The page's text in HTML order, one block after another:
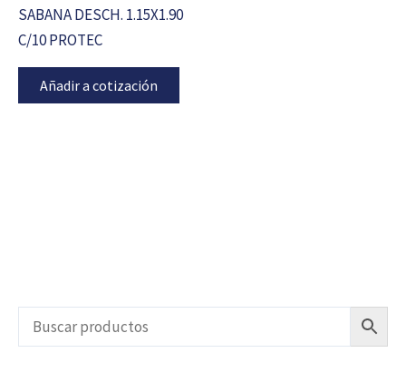
SABANA DESCH. 1.15X1.90
C/10 PROTEC
Añadir a cotización